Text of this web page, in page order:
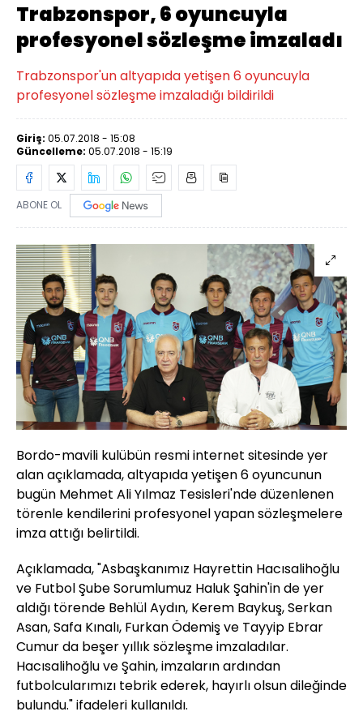
Trabzonspor, 6 oyuncuyla
profesyonel sözleşme imzaladı
Trabzonspor'un altyapıda yetişen 6 oyuncuyla
profesyonel sözleşme imzaladığı bildirildi
Giriş: 05.07.2018 - 15:08
Güncelleme: 05.07.2018 - 15:19
ABONE OL
Bordo-mavili kulübün resmi internet sitesinde yer
alan açıklamada, altyapıda yetişen 6 oyuncunun
bugün Mehmet Ali Yılmaz Tesisleri'nde düzenlenen
törenle kendilerini profesyonel yapan sözleşmelere
imza attığı belirtildi.
Açıklamada, "Asbaşkanımız Hayrettin Hacısalihoğlu
ve Futbol Şube Sorumlumuz Haluk Şahin'in de yer
aldığı törende Behlül Aydın, Kerem Baykuş, Serkan
Asan, Safa Kınalı, Furkan Ödemiş ve Tayyip Ebrar
Cumur da beşer yıllık sözleşme imzaladılar.
Hacısalihoğlu ve Şahin, imzaların ardından
futbolcularımızı tebrik ederek, hayırlı olsun dileğinde
bulundu." ifadeleri kullanıldı.